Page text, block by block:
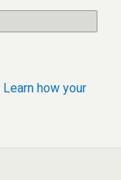
Learn how your